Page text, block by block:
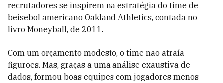
recrutadores se inspirem na estratégia do time de
beisebol americano Oakland Athletics, contada no
livro Moneyball, de 2011.
Com um orçamento modesto, o time não atraía
figurões. Mas, graças a uma análise exaustiva de
dados, formou boas equipes com jogadores menos